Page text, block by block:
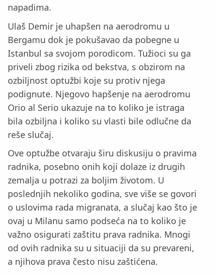
napadima.
Ulaš Demir je uhapšen na aerodromu u
Bergamu dok je pokušavao da pobegne u
Istanbul sa svojom porodicom. Tužioci su ga
priveli zbog rizika od bekstva, s obzirom na
ozbiljnost optužbi koje su protiv njega
podignute. Njegovo hapšenje na aerodromu
Orio al Serio ukazuje na to koliko je istraga
bila ozbiljna i koliko su vlasti bile odlučne da
reše slučaj.
Ove optužbe otvaraju širu diskusiju o pravima
radnika, posebno onih koji dolaze iz drugih
zemalja u potrazi za boljim životom. U
poslednjih nekoliko godina, sve više se govori
o uslovima rada migranata, a slučaj kao što je
ovaj u Milanu samo podseća na to koliko je
važno osigurati zaštitu prava radnika. Mnogi
od ovih radnika su u situaciji da su prevareni,
a njihova prava često nisu zaštićena.